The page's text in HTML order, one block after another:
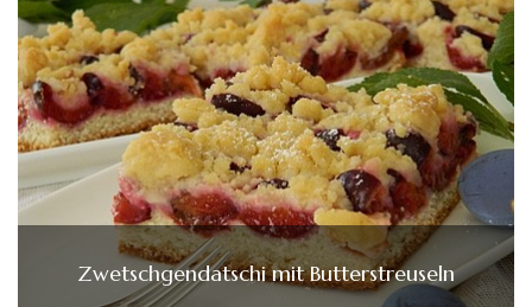
Zwetschgendatschi mit Butterstreuseln